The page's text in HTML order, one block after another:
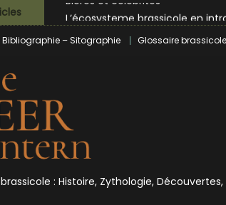
L’écosysteme brassicole en
Zoumaï : pionnier de la
L’intelligence artificielle dans
Bibliographie – Sitographie Glossaire brassicole
: Histoire, Zythologie,